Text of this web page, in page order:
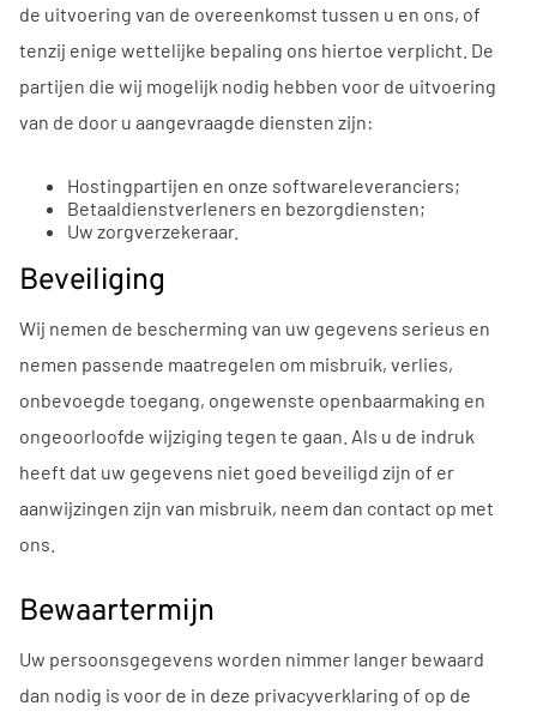
de uitvoering van de overeenkomst tussen u en ons, of
tenzij enige wettelijke bepaling ons hiertoe verplicht. De
partijen die wij mogelijk nodig hebben voor de uitvoering
van de door u aangevraagde diensten zijn:
Hostingpartijen en onze softwareleveranciers;
Betaaldienstverleners en bezorgdiensten;
Uw zorgverzekeraar.
Beveiliging
Wij nemen de bescherming van uw gegevens serieus en
nemen passende maatregelen om misbruik, verlies,
onbevoegde toegang, ongewenste openbaarmaking en
ongeoorloofde wijziging tegen te gaan. Als u de indruk
heeft dat uw gegevens niet goed beveiligd zijn of er
aanwijzingen zijn van misbruik, neem dan contact op met
ons.
Bewaartermijn
Uw persoonsgegevens worden nimmer langer bewaard
dan nodig is voor de in deze privacyverklaring of op de